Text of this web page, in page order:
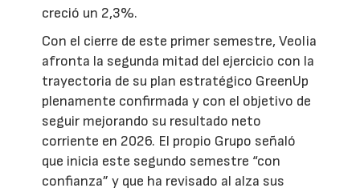
creció un 2,3%.
Con el cierre de este primer semestre, Veolia
afronta la segunda mitad del ejercicio con la
trayectoria de su plan estratégico GreenUp
plenamente confirmada y con el objetivo de
seguir mejorando su resultado neto
corriente en 2026. El propio Grupo señaló
que inicia este segundo semestre “con
confianza” y que ha revisado al alza sus